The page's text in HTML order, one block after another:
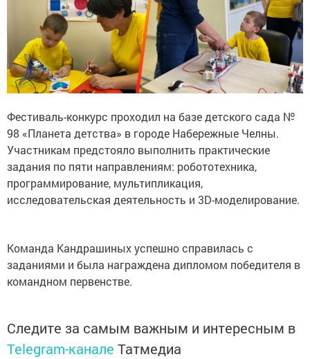
Фестиваль-конкурс проходил на базе детского сада №
98 «Планета детства» в городе Набережные Челны.
Участникам предстояло выполнить практические
задания по пяти направлениям: робототехника,
программирование, мультипликация,
исследовательская деятельность и 3D-моделирование.
Команда Кандрашиных успешно справилась с
заданиями и была награждена дипломом победителя в
командном первенстве.
Следите за самым важным и интересным в
Telegram-канале Татмедиа